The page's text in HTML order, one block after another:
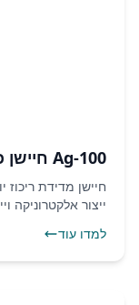
Ag-100 חיישן כסף
ייצור אלקטרוניקה
למדו עוד